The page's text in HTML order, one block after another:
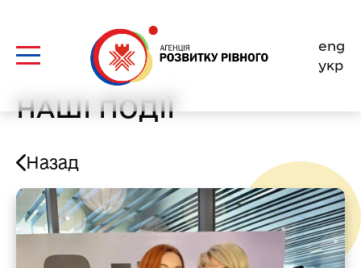
content
eng
укр
НАШІ ПОДІЇ
Назад